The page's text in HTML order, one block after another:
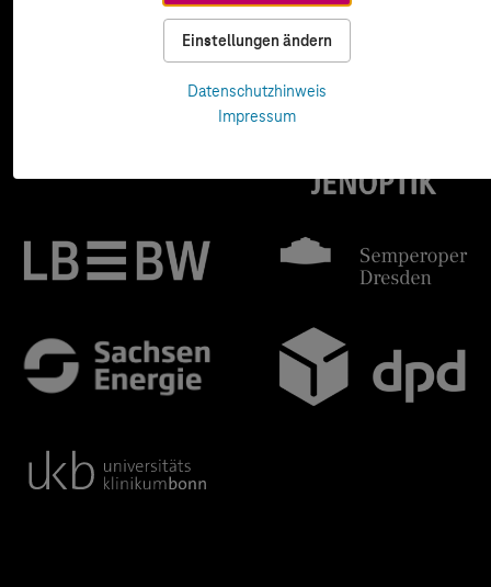
Einstellungen ändern
Datenschutzhinweis
Impressum